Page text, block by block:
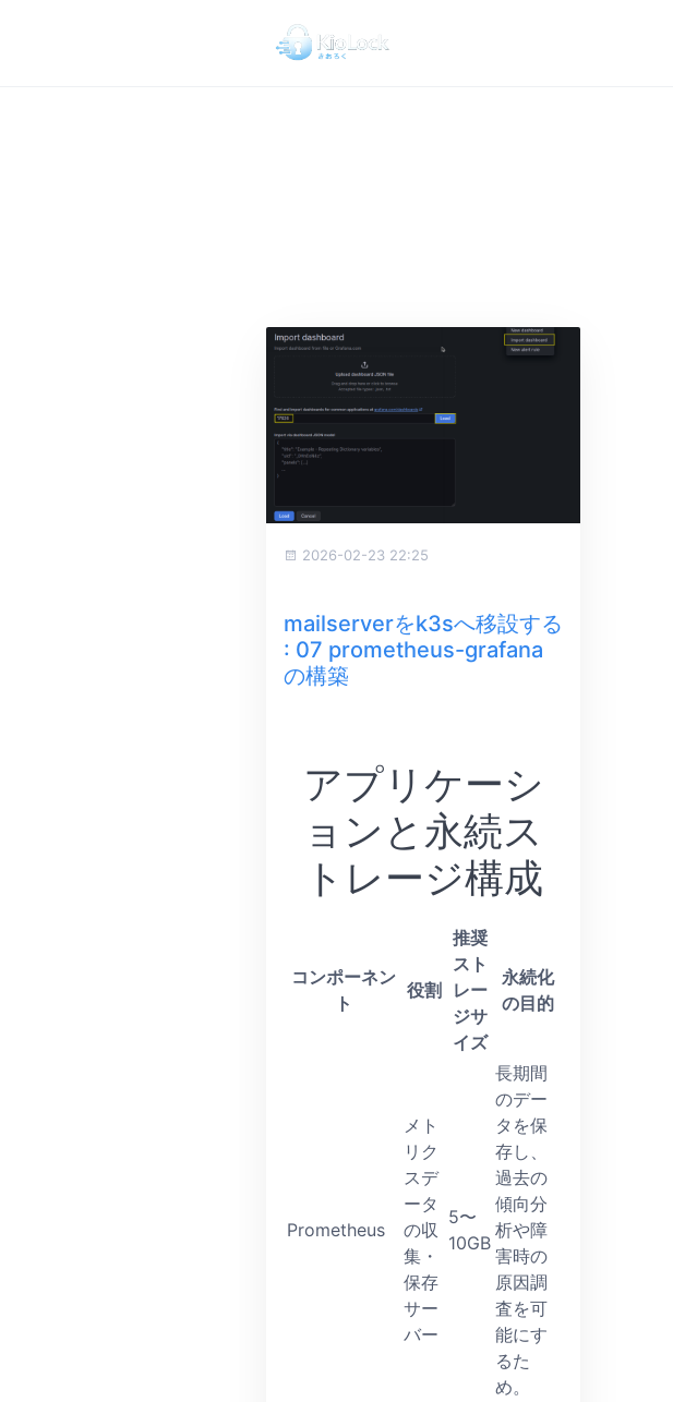
2026-02-23 22:25
mailserverをk3sへ移設する
: 07 prometheus-grafana
の構築
アプリケーシ
ョンと永続ス
トレージ構成
コンポーネン
ト
役割
推奨
スト
レー
ジサ
イズ
永続化
の目的
Prometheus
メト
リク
スデ
ータ
の収
集・
保存
サー
バー
5〜
10GB
長期間
のデー
タを保
存し、
過去の
傾向分
析や障
害時の
原因調
査を可
能にす
るた
め。